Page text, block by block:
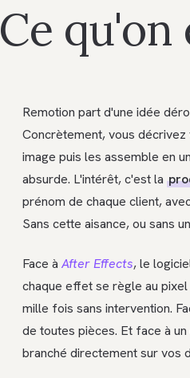
Ce qu'on
Remotion part d'une idée
Concrètement, vous
image puis les assemble en
absurde. L'intérêt, c'est la
prénom de chaque client,
Sans cette aisance, ou sans
Face à After Effects, le
chaque effet se règle au
mille fois sans intervention.
de toutes pièces. Et face à
branché directement sur vos